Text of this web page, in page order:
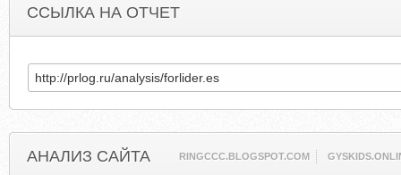
ССЫЛКА НА ОТЧЕТ
АНАЛИЗ САЙТА RINGCCC.BLOGSPOT.COM